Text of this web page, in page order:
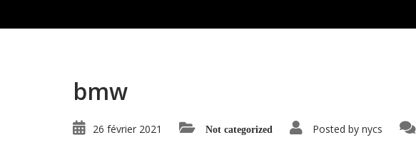
bmw
26 février 2021 Not categorized Posted by nycs